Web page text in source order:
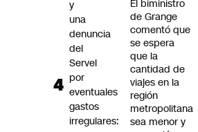
El biministro
de Grange
comentó que
se espera
que la
cantidad de
viajes en la
región
metropolitana
sea menor y
y
una
denuncia
del
Servel
por
eventuales
gastos
irregulares: